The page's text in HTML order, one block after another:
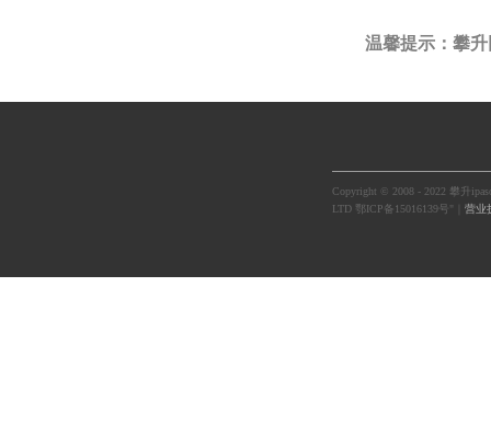
温馨提示：攀
Copyright © 2008 - 2022 攀升
LTD 鄂ICP备15016139号"｜ 营业